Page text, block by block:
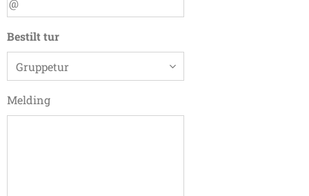
Bestilt tur
Melding